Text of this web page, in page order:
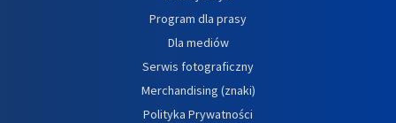
Program dla prasy
Dla mediów
Serwis fotograficzny
Merchandising (znaki)
Polityka Prywatności